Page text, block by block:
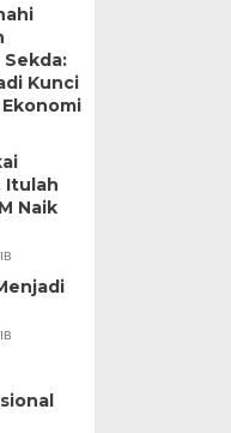
Kunci
Itulah
Naik